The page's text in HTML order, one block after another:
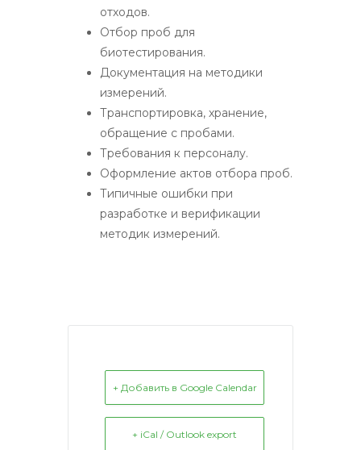
отходов.
Отбор проб для
биотестирования.
Документация на методики
измерений.
Транспортировка, хранение,
обращение с пробами.
Требования к персоналу.
Оформление актов отбора проб.
Типичные ошибки при
разработке и верификации
методик измерений.
+ Добавить в Google Calendar
+ iCal / Outlook export